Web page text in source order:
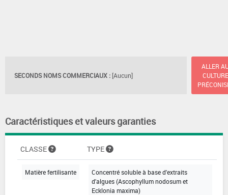
SECONDS NOMS COMMERCIAUX : [Aucun]
ALLER
Caractéristiques et valeurs garanties
CLASSE TYPE
Matière fertilisante
Concentré soluble à base d'extraits
d'algues (Ascophyllum nodosum et
Ecklonia maxima)